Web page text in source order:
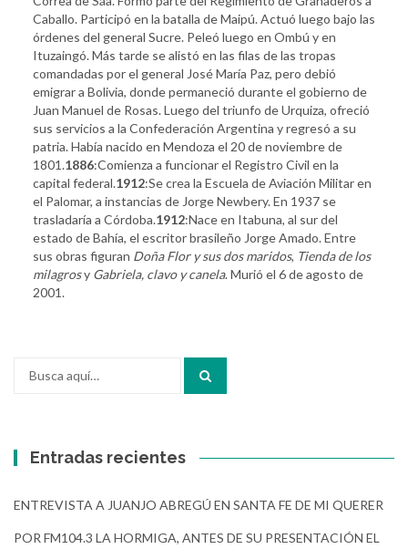
Caballo. Participó en la batalla de Maipú. Actuó luego bajo las
órdenes del general Sucre. Peleó luego en Ombú y en
Ituzaingó. Más tarde se alistó en las filas de las tropas
comandadas por el general José María Paz, pero debió
emigrar a Bolivia, donde permaneció durante el gobierno de
Juan Manuel de Rosas. Luego del triunfo de Urquiza, ofreció
sus servicios a la Confederación Argentina y regresó a su
patria. Había nacido en Mendoza el 20 de noviembre de
1801.1886:Comienza a funcionar el Registro Civil en la
capital federal.1912:Se crea la Escuela de Aviación Militar en
el Palomar, a instancias de Jorge Newbery. En 1937 se
trasladaría a Córdoba.1912:Nace en Itabuna, al sur del
estado de Bahía, el escritor brasileño Jorge Amado. Entre
sus obras figuran Doña Flor y sus dos maridos, Tienda de los
milagrosy Gabriela, clavo y canela. Murió el 6 de agosto de
2001.
Entradas recientes
ENTREVISTA A JUANJO ABREGÚ EN SANTA FE DE MI QUERER
POR FM104.3 LA HORMIGA, ANTES DE SU PRESENTACIÓN EL